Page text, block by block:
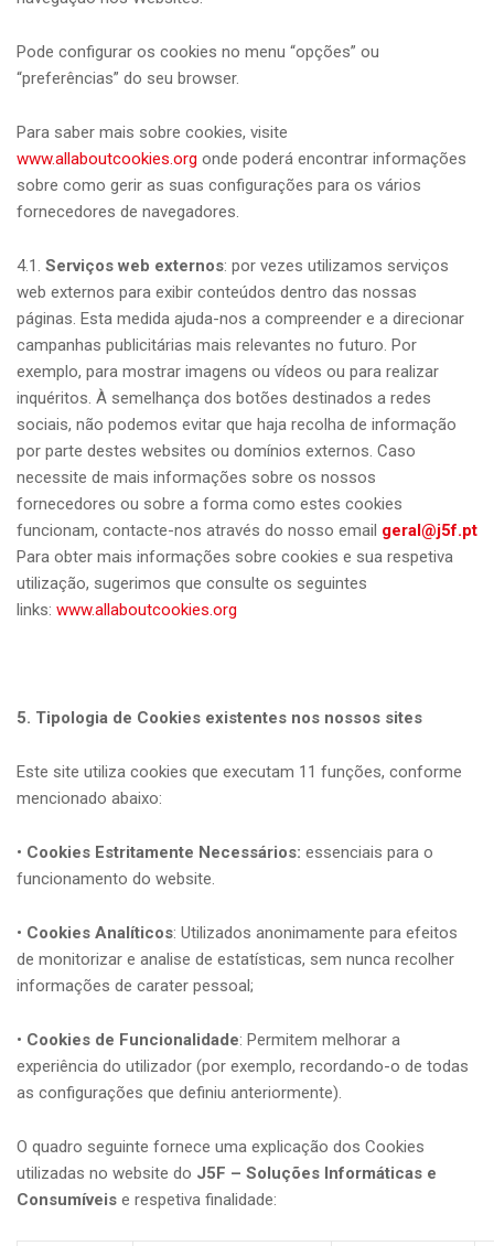
Pode configurar os cookies no menu “opções” ou
“preferências” do seu browser.
Para saber mais sobre cookies, visite
www.allaboutcookies.org onde poderá encontrar informações
sobre como gerir as suas configurações para os vários
fornecedores de navegadores.
4.1. Serviços web externos: por vezes utilizamos serviços
web externos para exibir conteúdos dentro das nossas
páginas. Esta medida ajuda-nos a compreender e a direcionar
campanhas publicitárias mais relevantes no futuro. Por
exemplo, para mostrar imagens ou vídeos ou para realizar
inquéritos. À semelhança dos botões destinados a redes
sociais, não podemos evitar que haja recolha de informação
por parte destes websites ou domínios externos. Caso
necessite de mais informações sobre os nossos
fornecedores ou sobre a forma como estes cookies
funcionam, contacte-nos através do nosso email geral@j5f.pt
Para obter mais informações sobre cookies e sua respetiva
utilização, sugerimos que consulte os seguintes
links: www.allaboutcookies.org
5. Tipologia de Cookies existentes nos nossos sites
Este site utiliza cookies que executam 11 funções, conforme
mencionado abaixo:
• Cookies Estritamente Necessários: essenciais para o
funcionamento do website.
• Cookies Analíticos: Utilizados anonimamente para efeitos
de monitorizar e analise de estatísticas, sem nunca recolher
informações de carater pessoal;
• Cookies de Funcionalidade: Permitem melhorar a
experiência do utilizador (por exemplo, recordando-o de todas
as configurações que definiu anteriormente).
O quadro seguinte fornece uma explicação dos Cookies
utilizadas no website do J5F – Soluções Informáticas e
Consumíveis e respetiva finalidade: